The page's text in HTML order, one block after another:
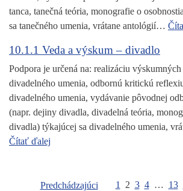
tanca, tanečná teória, monografie o
sa tanečného umenia, vrátane antológií…
10.1.1 Veda a výskum – divadlo
Podpora je určená na: realizáciu
divadelného umenia, odbornú kritickú
divadelného umenia, vydávanie pôvodnej
(napr. dejiny divadla, divadelná teória,
divadla) týkajúcej sa divadelného umenia,
Čítať ďalej
Predchádzajúci 1 2 3 4 … 13